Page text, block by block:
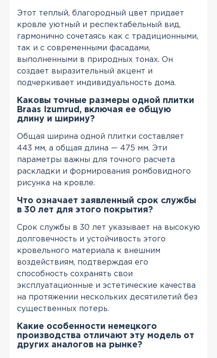
Этот теплый, благородный цвет придает
кровле уютный и респектабельный вид,
гармонично сочетаясь как с традиционными,
так и с современными фасадами,
выполненными в природных тонах. Он
создает выразительный акцент и
подчеркивает индивидуальность дома.
Каковы точные размеры одной плитки
Braas Izumrud, включая ее общую
длину и ширину?
Общая ширина одной плитки составляет
443 мм, а общая длина — 475 мм. Эти
параметры важны для точного расчета
раскладки и формирования ромбовидного
рисунка на кровле.
Что означает заявленный срок службы
в 30 лет для этого покрытия?
Срок службы в 30 лет указывает на высокую
долговечность и устойчивость этого
кровельного материала к внешним
воздействиям, подтверждая его
способность сохранять свои
эксплуатационные и эстетические качества
на протяжении нескольких десятилетий без
существенных потерь.
Какие особенности немецкого
производства отличают эту модель от
других аналогов на рынке?